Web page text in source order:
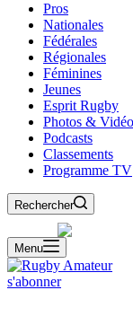
Pros
Nationales
Fédérales
Régionales
Féminines
Jeunes
Esprit Rugby
Photos &
Podcasts
Classements
Programme TV
Rechercher
Menu
s'abonner